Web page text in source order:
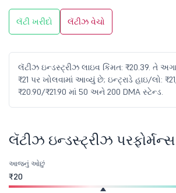
લૅટી ખરીદો લૅટીઝ વેચો
લૅટીઝ ઇન્ડસ્ટ્રીઝ લાઇવ કિંમત: ₹20.39. તે
₹21 પર ખોલવામાં આવ્યું છે; ઇન્ટ્રાડે હાઇ/લો:
₹20.90/₹21.90 માં 50 અને 200 DMA સ્ટેન્ડ.
લૅટીઝ ઇન્ડસ્ટ્રીઝ પરફોર્મન્સ
આજનું ઓછું
₹20